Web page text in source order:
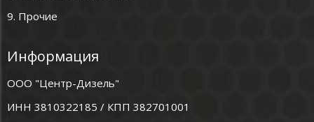
9. Прочие
Информация
ООО "Центр-Дизель"
ИНН 3810322185 / КПП 382701001